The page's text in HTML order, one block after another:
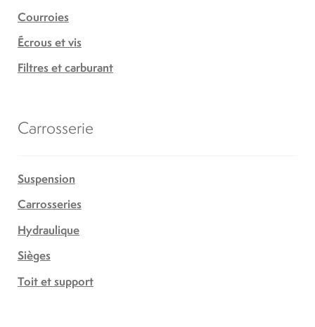
Courroies
Écrous et vis
Filtres et carburant
Carrosserie
Suspension
Carrosseries
Hydraulique
Sièges
Toit et support